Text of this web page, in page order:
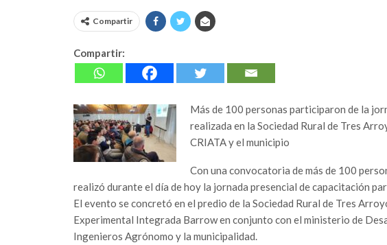
Compartir
Compartir:
Más de 100 personas participaron de la
realizada en la Sociedad Rural de Tres
CRIATA y el municipio
Con una convocatoria de más de 100
realizó durante el día de hoy la jornada presencial de capacitación
El evento se concretó en el predio de la Sociedad Rural de Tres
Experimental Integrada Barrow en conjunto con el ministerio de
Ingenieros Agrónomo y la municipalidad.